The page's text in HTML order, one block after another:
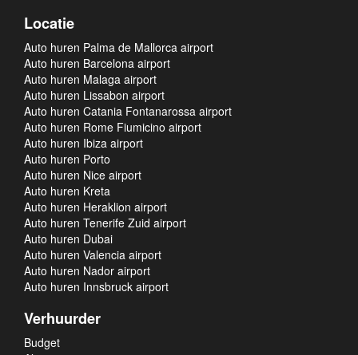
Locatie
Auto huren Palma de Mallorca airport
Auto huren Barcelona airport
Auto huren Malaga airport
Auto huren Lissabon airport
Auto huren Catania Fontanarossa airport
Auto huren Rome Fiumicino airport
Auto huren Ibiza airport
Auto huren Porto
Auto huren Nice airport
Auto huren Kreta
Auto huren Heraklion airport
Auto huren Tenerife Zuid airport
Auto huren Dubai
Auto huren Valencia airport
Auto huren Nador airport
Auto huren Innsbruck airport
Verhuurder
Budget